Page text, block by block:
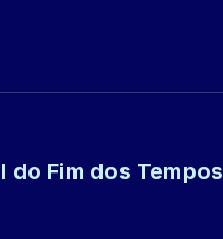
do Fim dos Tempos